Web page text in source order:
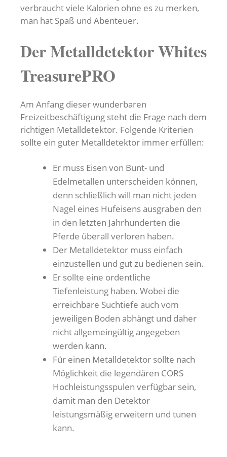
verbraucht viele Kalorien ohne es zu merken,
man hat Spaß und Abenteuer.
Der Metalldetektor Whites
TreasurePRO
Am Anfang dieser wunderbaren
Freizeitbeschäftigung steht die Frage nach dem
richtigen Metalldetektor. Folgende Kriterien
sollte ein guter Metalldetektor immer erfüllen:
Er muss Eisen von Bunt- und
Edelmetallen unterscheiden können,
denn schließlich will man nicht jeden
Nagel eines Hufeisens ausgraben den
in den letzten Jahrhunderten die
Pferde überall verloren haben.
Der Metalldetektor muss einfach
einzustellen und gut zu bedienen sein.
Er sollte eine ordentliche
Tiefenleistung haben. Wobei die
erreichbare Suchtiefe auch vom
jeweiligen Boden abhängt und daher
nicht allgemeingültig angegeben
werden kann.
Für einen Metalldetektor sollte nach
Möglichkeit die legendären CORS
Hochleistungsspulen verfügbar sein,
damit man den Detektor
leistungsmäßig erweitern und tunen
kann.